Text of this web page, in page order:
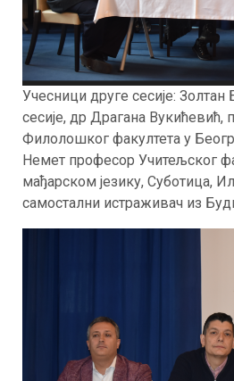
Учесници друге сесије: Золтан
сесије, др Драгана Вукићевић,
Филолошког факултета у
Немет професор Учитељског
мађарском језику, Суботица,
самостални истраживач из